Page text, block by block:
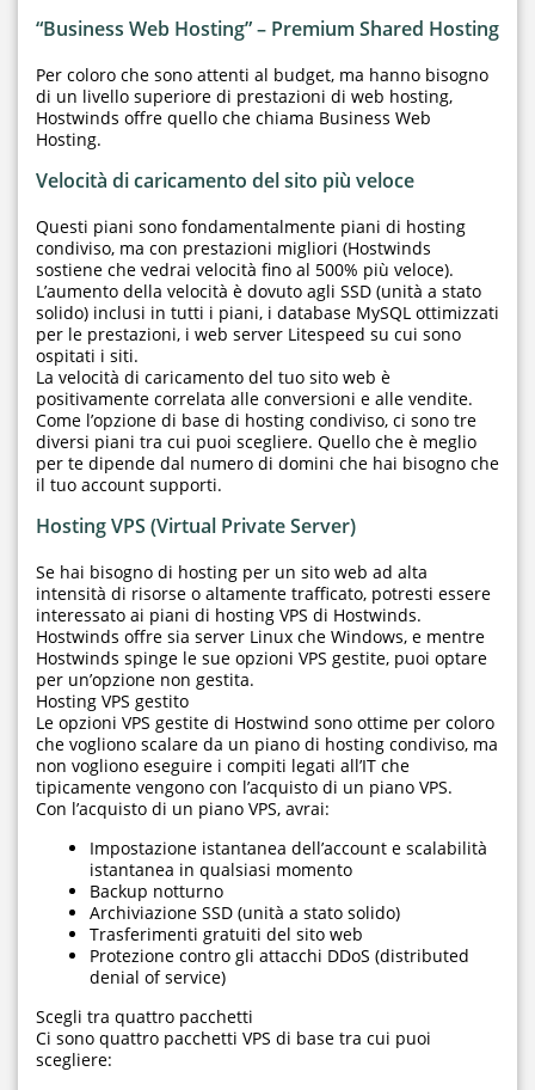
“Business Web Hosting” – Premium Shared Hosting
Per coloro che sono attenti al budget, ma hanno bisogno
di un livello superiore di prestazioni di web hosting,
Hostwinds offre quello che chiama Business Web
Hosting.
Velocità di caricamento del sito più veloce
Questi piani sono fondamentalmente piani di hosting
condiviso, ma con prestazioni migliori (Hostwinds
sostiene che vedrai velocità fino al 500% più veloce).
L’aumento della velocità è dovuto agli SSD (unità a stato
solido) inclusi in tutti i piani, i database MySQL ottimizzati
per le prestazioni, i web server Litespeed su cui sono
ospitati i siti.
La velocità di caricamento del tuo sito web è
positivamente correlata alle conversioni e alle vendite.
Come l’opzione di base di hosting condiviso, ci sono tre
diversi piani tra cui puoi scegliere. Quello che è meglio
per te dipende dal numero di domini che hai bisogno che
il tuo account supporti.
Hosting VPS (Virtual Private Server)
Se hai bisogno di hosting per un sito web ad alta
intensità di risorse o altamente trafficato, potresti essere
interessato ai piani di hosting VPS di Hostwinds.
Hostwinds offre sia server Linux che Windows, e mentre
Hostwinds spinge le sue opzioni VPS gestite, puoi optare
per un’opzione non gestita.
Hosting VPS gestito
Le opzioni VPS gestite di Hostwind sono ottime per coloro
che vogliono scalare da un piano di hosting condiviso, ma
non vogliono eseguire i compiti legati all’IT che
tipicamente vengono con l’acquisto di un piano VPS.
Con l’acquisto di un piano VPS, avrai:
Impostazione istantanea dell’account e scalabilità
istantanea in qualsiasi momento
Backup notturno
Archiviazione SSD (unità a stato solido)
Trasferimenti gratuiti del sito web
Protezione contro gli attacchi DDoS (distributed
denial of service)
Scegli tra quattro pacchetti
Ci sono quattro pacchetti VPS di base tra cui puoi
scegliere: